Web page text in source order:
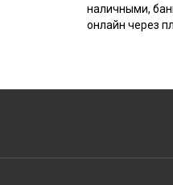
наличными,
онлайн через